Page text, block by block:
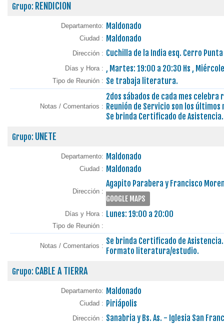
Grupo: RENDICION
Departamento: Maldonado
Ciudad : Maldonado
Dirección : Cuchilla de la India esq. Cerro
Días y Hora : , Martes: 19:00 a 20:30 Hs ,
Tipo de Reunión : Se trabaja literatura.
Notas / Comentarios :
2dos sábados de cada mes
Reunión de Servicio son los
Se brinda Certificado de Asistencia.
Grupo: UNETE
Departamento: Maldonado
Ciudad : Maldonado
Dirección :
Agapito Parabera y Francisco
GOOGLE MAPS
Días y Hora : Lunes: 19:00 a 20:00
Tipo de Reunión :
Notas / Comentarios : Se brinda Certificado de Asistencia.
Formato literatura/estudio.
Grupo: CABLE A TIERRA
Departamento: Maldonado
Ciudad : Piriápolis
Dirección : Sanabria y Bs. As. - Iglesia San